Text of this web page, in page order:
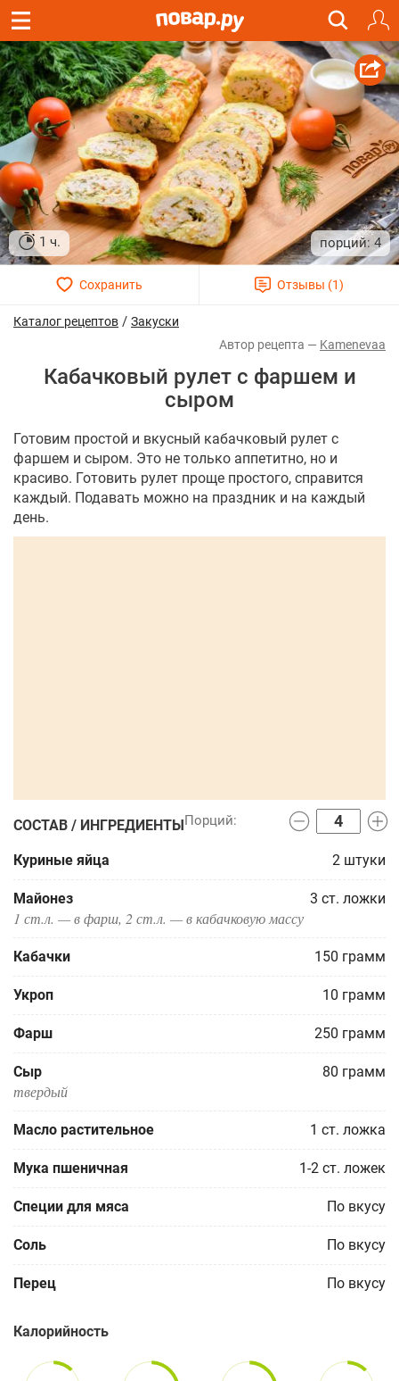
1 ч. 4
Каталог рецептов / Закуски
Kamenevaa
Кабачковый рулет с фаршем и
сыром
Готовим простой и вкусный кабачковый рулет с
фаршем и сыром. Это не только аппетитно, но и
красиво. Готовить рулет проще простого, справится
каждый. Подавать можно на праздник и на каждый
день.
СОСТАВ / ИНГРЕДИЕНТЫ
Куриные яйца 2 штуки
Майонез 3 ст. ложки
1 ст.л. — в фарш, 2 ст.л. — в кабачковую массу
Кабачки 150 грамм
Укроп 10 грамм
Фарш 250 грамм
Сыр 80 грамм
твердый
Масло растительное 1 ст. ложка
Мука пшеничная 1-2 ст. ложек
Специи для мяса По вкусу
Соль По вкусу
Перец По вкусу
Калорийность